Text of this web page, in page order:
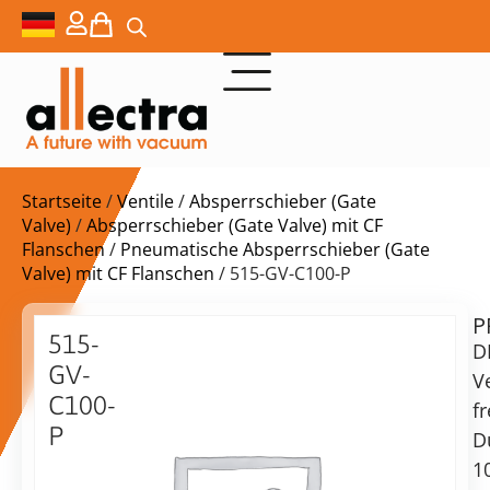
Startseite/Ventile/Absperrschieber (Gate
Valve) /Absperrschieber (Gate Valve) mit CF
Flanschen/ Pneumatische Absperrschieber (Gate
Valve) mit CF Flanschen / 515-GV-C100-P
515-
GV-
C100-
P
$